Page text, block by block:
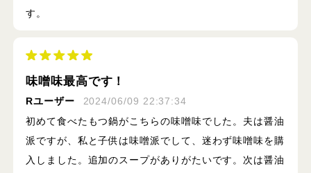
す。
味噌味最高です！
Rユーザー
2024/06/09 22:37:34
初めて食べたもつ鍋がこちらの味噌味でした。夫は醤油
派ですが、私と子供は味噌派でして、迷わず味噌味を購
入しました。追加のスープがありがたいです。次は醤油